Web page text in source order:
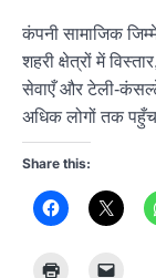
कंपनी सामाजिक
शहरी क्षेत्रों में
सेवाएँ और टेली-
अधिक लोगों तक
Share this: